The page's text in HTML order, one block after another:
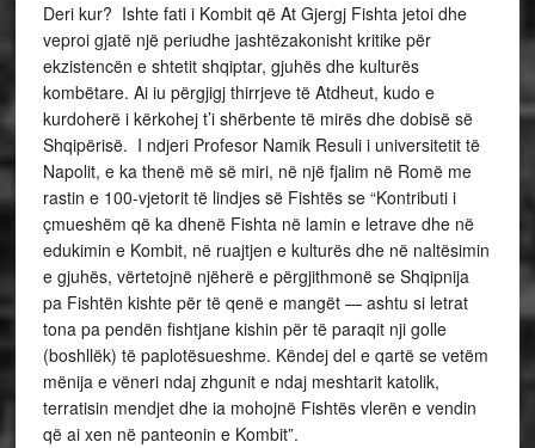
Deri kur? Ishte fati i Kombit që At Gjergj Fishta jetoi dhe
veproi gjatë një periudhe jashtëzakonisht kritike për
ekzistencën e shtetit shqiptar, gjuhës dhe kulturës
kombëtare. Ai iu përgjigj thirrjeve të Atdheut, kudo e
kurdoherë i kërkohej t’i shërbente të mirës dhe dobisë së
Shqipërisë. I ndjeri Profesor Namik Resuli i universitetit të
Napolit, e ka thenë më së miri, në një fjalim në Romë me
rastin e 100-vjetorit të lindjes së Fishtës se “Kontributi i
çmueshëm që ka dhenë Fishta në lamin e letrave dhe në
edukimin e Kombit, në ruajtjen e kulturës dhe në naltësimin
e gjuhës, vërtetojnë njëherë e përgjithmonë se Shqipnija
pa Fishtën kishte për të qenë e mangët — ashtu si letrat
tona pa pendën fishtjane kishin për të paraqit nji golle
(boshllëk) të paplotësueshme. Këndej del e qartë se vetëm
mënija e vëneri ndaj zhgunit e ndaj meshtarit katolik,
terratisin mendjet dhe ia mohojnë Fishtës vlerën e vendin
që ai xen në panteonin e Kombit”.